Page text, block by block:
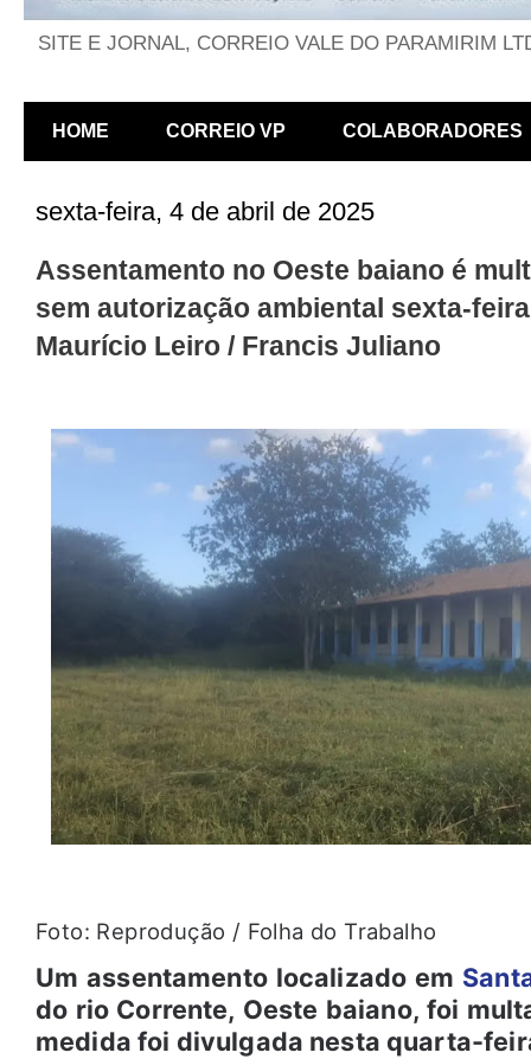
SITE E JORNAL, CORREIO VALE DO PARAMIRIM
HOME CORREIO VP COLABORADORES
sexta-feira, 4 de abril de 2025
Assentamento no Oeste baiano é
sem autorização ambiental sexta-
Maurício Leiro / Francis Juliano
Foto: Reprodução / Folha do Trabalho
Um assentamento localizado em
do rio Corrente, Oeste baiano, foi
medida foi divulgada nesta quarta-